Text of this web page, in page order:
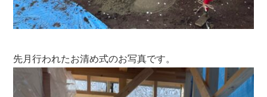
先月行われたお清め式のお写真です。